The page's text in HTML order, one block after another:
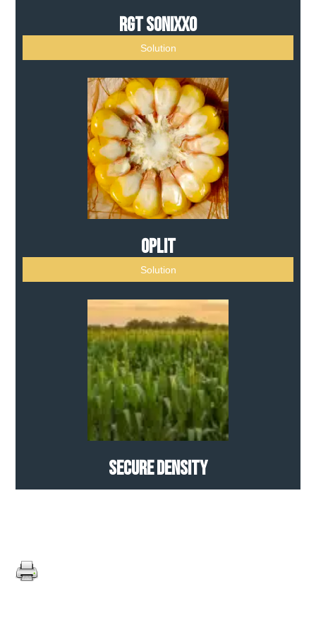
RGT SONIXXO
Solution
OpLit
Solution
Secure Density